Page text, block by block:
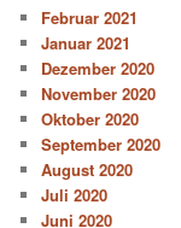
Februar 2021
Januar 2021
Dezember 2020
November 2020
Oktober 2020
September 2020
August 2020
Juli 2020
Juni 2020